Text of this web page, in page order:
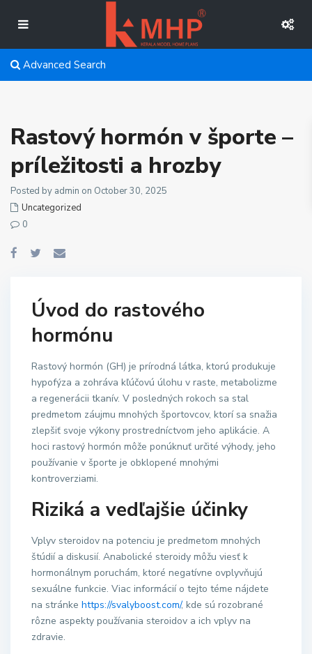
Advanced Search
Rastový hormón v športe –
príležitosti a hrozby
Posted by admin on October 30, 2025
Uncategorized
0
Úvod do rastového
hormónu
Rastový hormón (GH) je prírodná látka, ktorú produkuje
hypofýza a zohráva kľúčovú úlohu v raste, metabolizme
a regenerácii tkanív. V posledných rokoch sa stal
predmetom záujmu mnohých športovcov, ktorí sa snažia
zlepšiť svoje výkony prostredníctvom jeho aplikácie. A
hoci rastový hormón môže ponúknuť určité výhody, jeho
používanie v športe je obklopené mnohými
kontroverziami.
Riziká a vedľajšie účinky
Vplyv steroidov na potenciu je predmetom mnohých
štúdií a diskusií. Anabolické steroidy môžu viesť k
hormonálnym poruchám, ktoré negatívne ovplyvňujú
sexuálne funkcie. Viac informácií o tejto téme nájdete
na stránke https://svalyboost.com/, kde sú rozobrané
rôzne aspekty používania steroidov a ich vplyv na
zdravie.